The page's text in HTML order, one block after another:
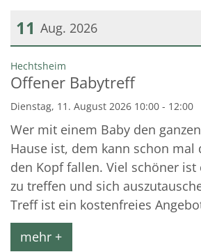
11 Aug. 2026
Datum: 11. August 2026
Hechtsheim
Offener Babytreff
Dienstag, 11. August 2026 10:00 - 12:00
Wer mit einem Baby den
Hause ist, dem kann schon mal
den Kopf fallen. Viel schöner ist
zu treffen und sich
Treff ist ein kostenfreies
mehr +